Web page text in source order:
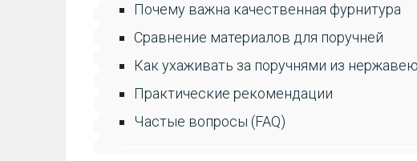
Почему важна качественная фурнитура
Сравнение материалов для поручней
Как ухаживать за поручнями из
Практические рекомендации
Частые вопросы (FAQ)